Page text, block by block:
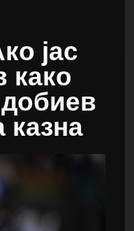
јас
како
казна